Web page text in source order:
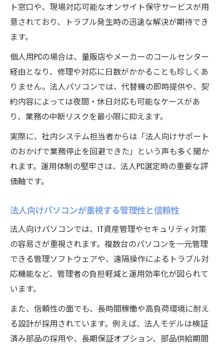
ト窓口や、現場対応可能なオンサイト保守サービスが用
意されており、トラブル発生時の迅速な解決が期待でき
ます。
個人用PCの場合は、量販店やメーカーのコールセンター
経由となり、修理や対応に日数がかかることも珍しくあ
りません。法人パソコンでは、代替機の即時提供や、契
約内容によっては夜間・休日対応も可能なケースがあ
り、業務の中断リスクを最小限に抑えます。
実際に、社内システム担当者からは「法人向けサポート
のおかげで業務停止を回避できた」という声も多く聞か
れます。運用体制の堅牢さは、法人PC選定時の重要な評
価軸です。
法人向けパソコンが重視する管理性と信頼性
法人向けパソコンでは、IT資産管理やセキュリティ対策
の容易さが重視されます。複数台のパソコンを一元管理
できる管理ソフトウェアや、遠隔操作によるトラブル対
応機能など、管理者の負担軽減と運用効率化が図られて
います。
また、信頼性の面でも、長時間稼働や高負荷環境に耐え
る設計が採用されています。例えば、法人モデルは検証
済み部品の採用や、長期保証オプション、部品供給期間